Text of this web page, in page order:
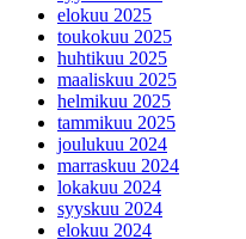
elokuu 2025
toukokuu 2025
huhtikuu 2025
maaliskuu 2025
helmikuu 2025
tammikuu 2025
joulukuu 2024
marraskuu 2024
lokakuu 2024
syyskuu 2024
elokuu 2024